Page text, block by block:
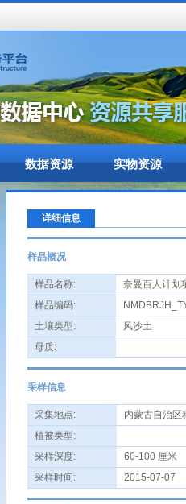
数据资源 实物资源
详细信息
样品概况
样品名称:
奈曼百人计划
样品编码:
土壤类型:
风沙土
母质:
采样信息
采集地点:
内蒙古自治区
植被类型:
采样深度:
60-100 厘米
采样时间:
2015-07-07